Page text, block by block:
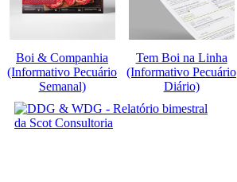
Boi & Companhia
(Informativo Pecuário
Semanal)
Tem Boi na Linha
(Informativo Pecuário
Diário)